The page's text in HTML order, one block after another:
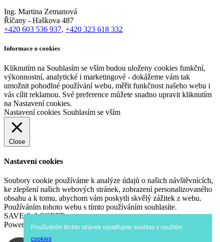
Používáním těchto stránek vyjadřujete souhlas s využitím
cookies
Ing. Martina Zemanová
Říčany - Haškova 487
+420 603 536 937, +420 323 618 332
Informace o cookies
Kliknutím na Souhlasím se vším budou uloženy cookies funkční,
výkonnostní, analytické i marketingové - dokážeme vám tak
umožnit pohodlné používání webu, měřit funkčnost našeho webu i
vás cílit reklamou. Své preference můžete snadno upravit kliknutím
na Nastavení cookies.
Nastavení cookies Souhlasím se vším
Close
Nastavení cookies
Soubory cookie používáme k analýze údajů o našich návštěvnících,
ke zlepšení našich webových stránek, zobrazení personalizovaného
obsahu a k tomu, abychom vám poskytli skvělý zážitek z webu.
Používáním tohoto webu s tímto používáním souhlasíte.
SAVE & ACCEPT
Powered by